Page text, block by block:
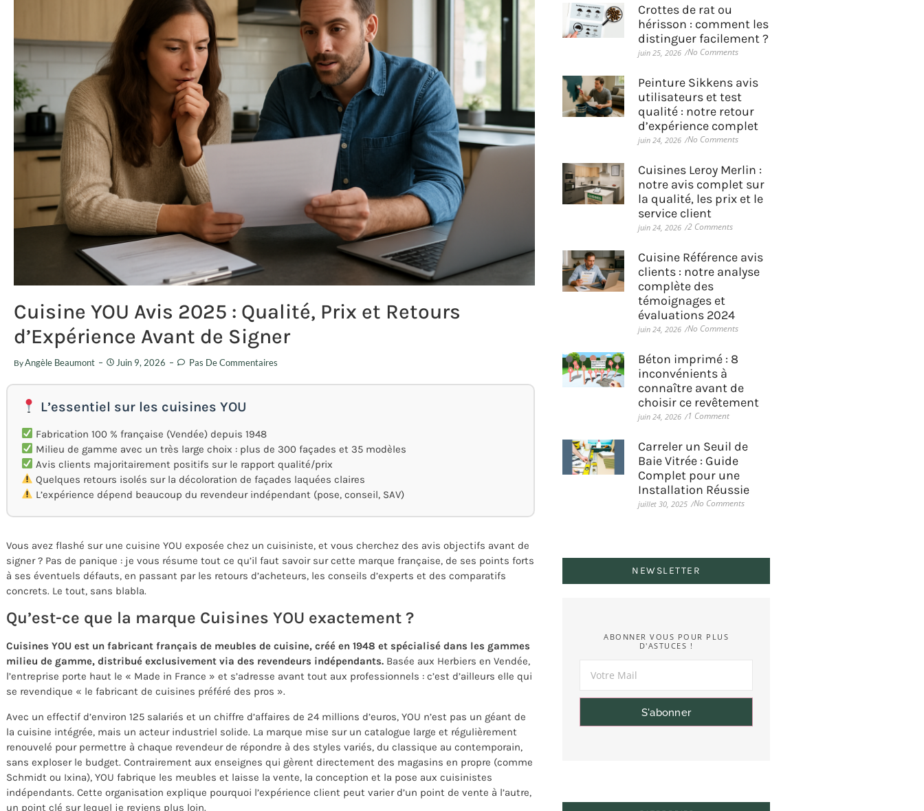
Cuisine YOU Avis 2025 : Qualité, Prix et Retours
d’Expérience Avant de Signer
ByAngèle Beaumont Juin 9, 2026 Pas De Commentaires
L’essentiel sur les cuisines YOU
Fabrication 100 % française (Vendée) depuis 1948
Milieu de gamme avec un très large choix : plus de 300 façades et 35 modèles
Avis clients majoritairement positifs sur le rapport qualité/prix
Quelques retours isolés sur la décoloration de façades laquées claires
L’expérience dépend beaucoup du revendeur indépendant (pose, conseil, SAV)
Vous avez flashé sur une cuisine YOU exposée chez un cuisiniste, et vous cherchez des avis objectifs avant de
signer ? Pas de panique : je vous résume tout ce qu’il faut savoir sur cette marque française, de ses points forts
à ses éventuels défauts, en passant par les retours d’acheteurs, les conseils d’experts et des comparatifs
concrets. Le tout, sans blabla.
Qu’est-ce que la marque Cuisines YOU exactement ?
Cuisines YOU est un fabricant français de meubles de cuisine, créé en 1948 et spécialisé dans les gammes
milieu de gamme, distribué exclusivement via des revendeurs indépendants. Basée aux Herbiers en Vendée,
l’entreprise porte haut le « Made in France » et s’adresse avant tout aux professionnels : c’est d’ailleurs elle qui
se revendique « le fabricant de cuisines préféré des pros ».
Avec un effectif d’environ 125 salariés et un chiffre d’affaires de 24 millions d’euros, YOU n’est pas un géant de
la cuisine intégrée, mais un acteur industriel solide. La marque mise sur un catalogue large et régulièrement
renouvelé pour permettre à chaque revendeur de répondre à des styles variés, du classique au contemporain,
sans exploser le budget. Contrairement aux enseignes qui gèrent directement des magasins en propre (comme
Schmidt ou Ixina), YOU fabrique les meubles et laisse la vente, la conception et la pose aux cuisinistes
indépendants. Cette organisation explique pourquoi l’expérience client peut varier d’un point de vente à l’autre,
un point clé sur lequel je reviens plus loin.
Crottes de rat ou
hérisson : comment les
distinguer facilement ?
juin 25, 2026 /No Comments
Peinture Sikkens avis
utilisateurs et test
qualité : notre retour
d’expérience complet
juin 24, 2026 /No Comments
Cuisines Leroy Merlin :
notre avis complet sur
la qualité, les prix et le
service client
juin 24, 2026 /2 Comments
Cuisine Référence avis
clients : notre analyse
complète des
témoignages et
évaluations 2024
juin 24, 2026 /No Comments
Béton imprimé : 8
inconvénients à
connaître avant de
choisir ce revêtement
juin 24, 2026 /1 Comment
Carreler un Seuil de
Baie Vitrée : Guide
Complet pour une
Installation Réussie
juillet 30, 2025 /No Comments
NEWSLETTER
ABONNER VOUS POUR PLUS
D'ASTUCES !
S'abonner